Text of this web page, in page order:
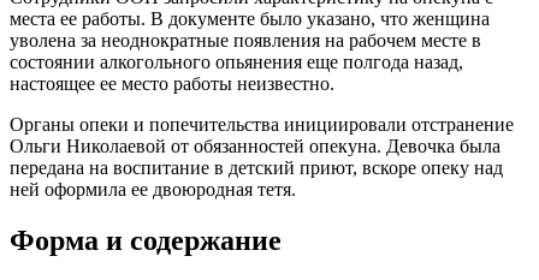
места ее работы. В документе было указано, что женщина
уволена за неоднократные появления на рабочем месте в
состоянии алкогольного опьянения еще полгода назад,
настоящее ее место работы неизвестно.
Органы опеки и попечительства инициировали отстранение
Ольги Николаевой от обязанностей опекуна. Девочка была
передана на воспитание в детский приют, вскоре опеку над
ней оформила ее двоюродная тетя.
Форма и содержание